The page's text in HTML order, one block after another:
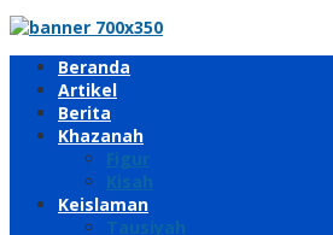
Beranda
Artikel
Berita
Khazanah
Figur
Kisah
Keislaman
Tausiyah